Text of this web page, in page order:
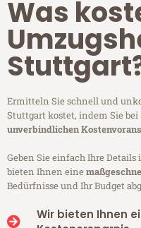
Was
Ermitteln Sie schnell und
Stuttgart kostet, indem Sie
unverbindlichen
Geben Sie einfach Ihre Details
bieten Ihnen eine
Bedürfnisse und Ihr Budget
Wir bieten Ihnen